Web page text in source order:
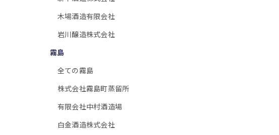
木場酒造有限会社
岩川醸造株式会社
霧島
全ての霧島
株式会社霧島町蒸留所
有限会社中村酒造場
白金酒造株式会社